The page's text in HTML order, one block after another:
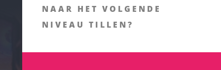
NAAR HET VOLGENDE
NIVEAU TILLEN?